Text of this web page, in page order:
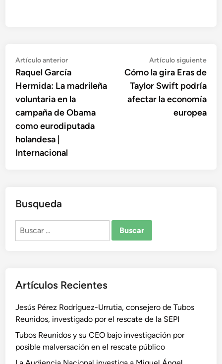
Navegación
de
entradas
Artículo anteriorArtículo
anterior:
Raquel García
Hermida: La madrileña
voluntaria en la
campaña de Obama
como eurodiputada
holandesa |
Internacional
Artículo siguiente
Cómo la gira Eras de
Taylor Swift podría
afectar la economía
europea
Busqueda
Buscar:
Artículos Recientes
Jesús Pérez Rodríguez-Urrutia, consejero de Tubos
Reunidos, investigado por el rescate de la SEPI
Tubos Reunidos y su CEO bajo investigación por
posible malversación en el rescate público